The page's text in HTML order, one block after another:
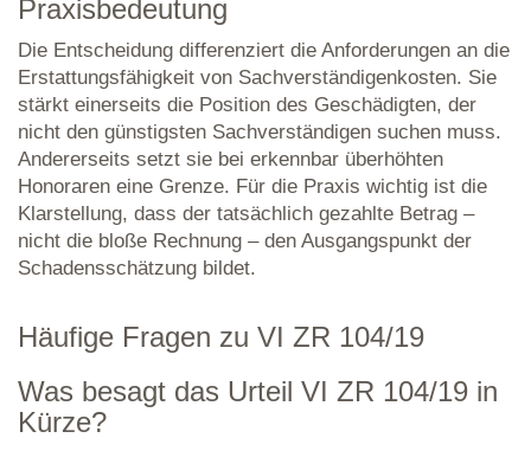
Praxisbedeutung
Die Entscheidung differenziert die Anforderungen an die
Erstattungsfähigkeit von Sachverständigenkosten. Sie
stärkt einerseits die Position des Geschädigten, der
nicht den günstigsten Sachverständigen suchen muss.
Andererseits setzt sie bei erkennbar überhöhten
Honoraren eine Grenze. Für die Praxis wichtig ist die
Klarstellung, dass der tatsächlich gezahlte Betrag –
nicht die bloße Rechnung – den Ausgangspunkt der
Schadensschätzung bildet.
Häufige Fragen zu VI ZR 104/19
Was besagt das Urteil VI ZR 104/19 in
Kürze?